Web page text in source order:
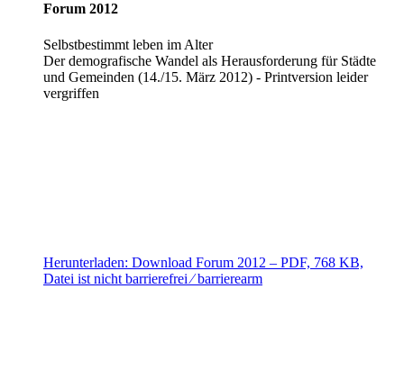
Forum 2012
Selbstbestimmt leben im Alter
Der demografische Wandel als Herausforderung für Städte
und Gemeinden (14./15. März 2012) - Printversion leider
vergriffen
Herunterladen: Download Forum 2012 – PDF, 768 KB,
Datei ist nicht barrierefrei ⁄ barrierearm